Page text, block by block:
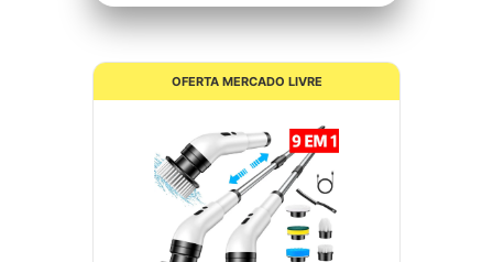
OFERTA MERCADO LIVRE